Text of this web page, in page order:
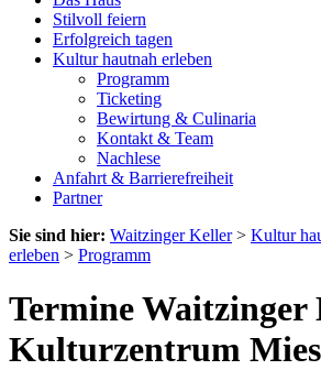
Stilvoll feiern
Erfolgreich tagen
Kultur hautnah erleben
Programm
Ticketing
Bewirtung & Culinaria
Kontakt & Team
Nachlese
Anfahrt & Barrierefreiheit
Partner
Sie sind hier: Waitzinger Keller> Kultur
erleben > Programm
Termine Waitzinger
Kulturzentrum